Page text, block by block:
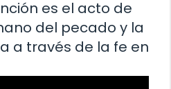
es el acto de
del pecado y la
a través de la fe en